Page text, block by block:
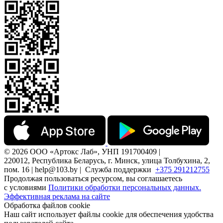
© 2026 ООО «Артокс Лаб», УНП 191700409 |
220012, Республика Беларусь, г. Минск, улица Толбухина, 2,
пом. 16 | help@103.by | Служба поддержки +375 291212755
Продолжая пользоваться ресурсом, вы соглашаетесь
с условиями Политики обработки персональных данных.
Эффективная реклама на сайте
Обработка файлов cookie
Наш сайт использует файлы cookie для обеспечения удобства